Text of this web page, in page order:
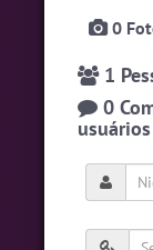
English
0
1
0